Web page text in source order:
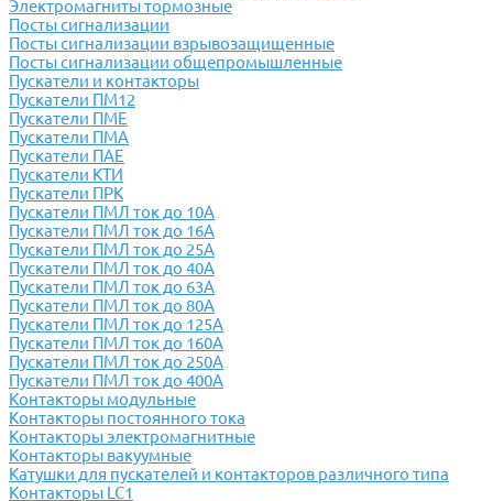
Электромагниты тормозные
Посты сигнализации
Посты сигнализации взрывозащищенные
Посты сигнализации общепромышленные
Пускатели и контакторы
Пускатели ПМ12
Пускатели ПМЕ
Пускатели ПМА
Пускатели ПАЕ
Пускатели КТИ
Пускатели ПРК
Пускатели ПМЛ ток до 10А
Пускатели ПМЛ ток до 16А
Пускатели ПМЛ ток до 25А
Пускатели ПМЛ ток до 40А
Пускатели ПМЛ ток до 63А
Пускатели ПМЛ ток до 80А
Пускатели ПМЛ ток до 125А
Пускатели ПМЛ ток до 160А
Пускатели ПМЛ ток до 250А
Пускатели ПМЛ ток до 400А
Контакторы модульные
Контакторы постоянного тока
Контакторы электромагнитные
Контакторы вакуумные
Катушки для пускателей и контакторов различного типа
Контакторы LC1